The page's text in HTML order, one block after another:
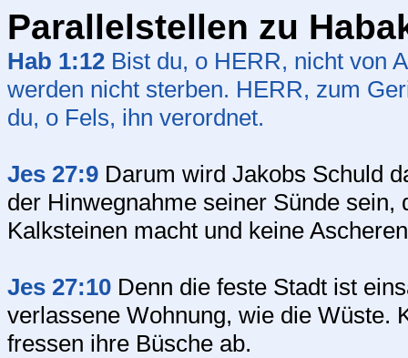
Parallelstellen zu
Hab 1:12 Bist du, o HERR, nicht von
werden nicht sterben. HERR, zum
du, o Fels, ihn verordnet.
Jes 27:9 Darum wird Jakobs Schuld
der Hinwegnahme seiner Sünde
Kalksteinen macht und keine
Jes 27:10 Denn die feste Stadt ist
verlassene Wohnung, wie die Wüste.
fressen ihre Büsche ab.